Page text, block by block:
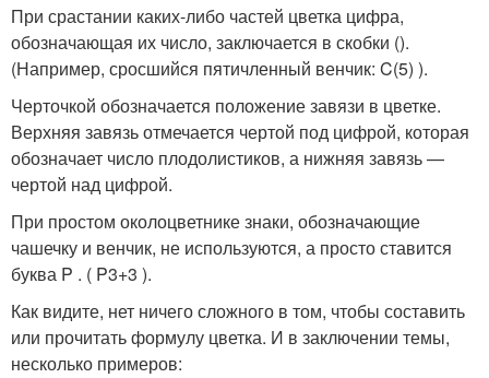
При срастании каких-либо частей цветка цифра,
обозначающая их число, заключается в скобки ().
(Например, сросшийся пятичленный венчик: C(5) ).
Черточкой обозначается положение завязи в цветке.
Верхняя завязь отмечается чертой под цифрой, которая
обозначает число плодолистиков, а нижняя завязь —
чертой над цифрой.
При простом околоцветнике знаки, обозначающие
чашечку и венчик, не используются, а просто ставится
буква P . ( P3+3 ).
Как видите, нет ничего сложного в том, чтобы составить
или прочитать формулу цветка. И в заключении темы,
несколько примеров: